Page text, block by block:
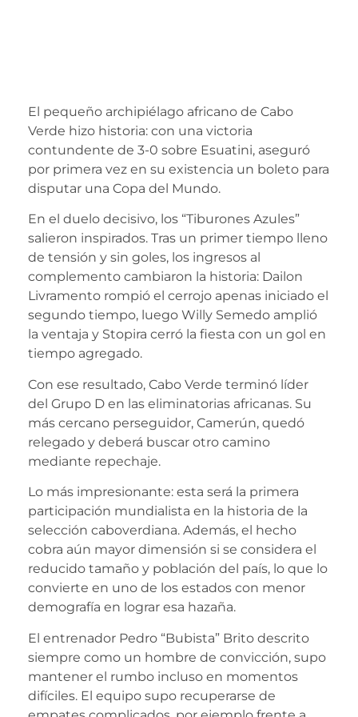
El pequeño archipiélago africano de Cabo
Verde hizo historia: con una victoria
contundente de 3-0 sobre Esuatini, aseguró
por primera vez en su existencia un boleto para
disputar una Copa del Mundo.
En el duelo decisivo, los “Tiburones Azules”
salieron inspirados. Tras un primer tiempo lleno
de tensión y sin goles, los ingresos al
complemento cambiaron la historia: Dailon
Livramento rompió el cerrojo apenas iniciado el
segundo tiempo, luego Willy Semedo amplió
la ventaja y Stopira cerró la fiesta con un gol en
tiempo agregado.
Con ese resultado, Cabo Verde terminó líder
del Grupo D en las eliminatorias africanas. Su
más cercano perseguidor, Camerún, quedó
relegado y deberá buscar otro camino
mediante repechaje.
Lo más impresionante: esta será la primera
participación mundialista en la historia de la
selección caboverdiana. Además, el hecho
cobra aún mayor dimensión si se considera el
reducido tamaño y población del país, lo que lo
convierte en uno de los estados con menor
demografía en lograr esa hazaña.
El entrenador Pedro “Bubista” Brito descrito
siempre como un hombre de convicción, supo
mantener el rumbo incluso en momentos
difíciles. El equipo supo recuperarse de